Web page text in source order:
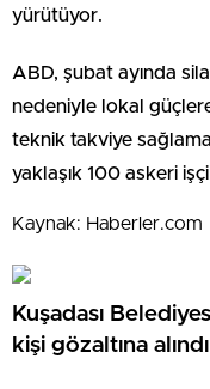
yürütüyor.
ABD, şubat ayında
nedeniyle lokal
teknik takviye
yaklaşık 100 askeri
Kaynak: Haberler.com
Kuşadası
kişi gözaltına alındı